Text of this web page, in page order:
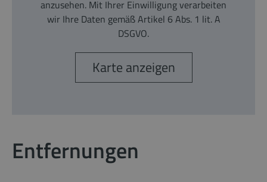
anzusehen. Mit Ihrer Einwilligung verarbeiten
wir Ihre Daten gemäß Artikel 6 Abs. 1 lit. A
DSGVO.
Karte anzeigen
Entfernungen